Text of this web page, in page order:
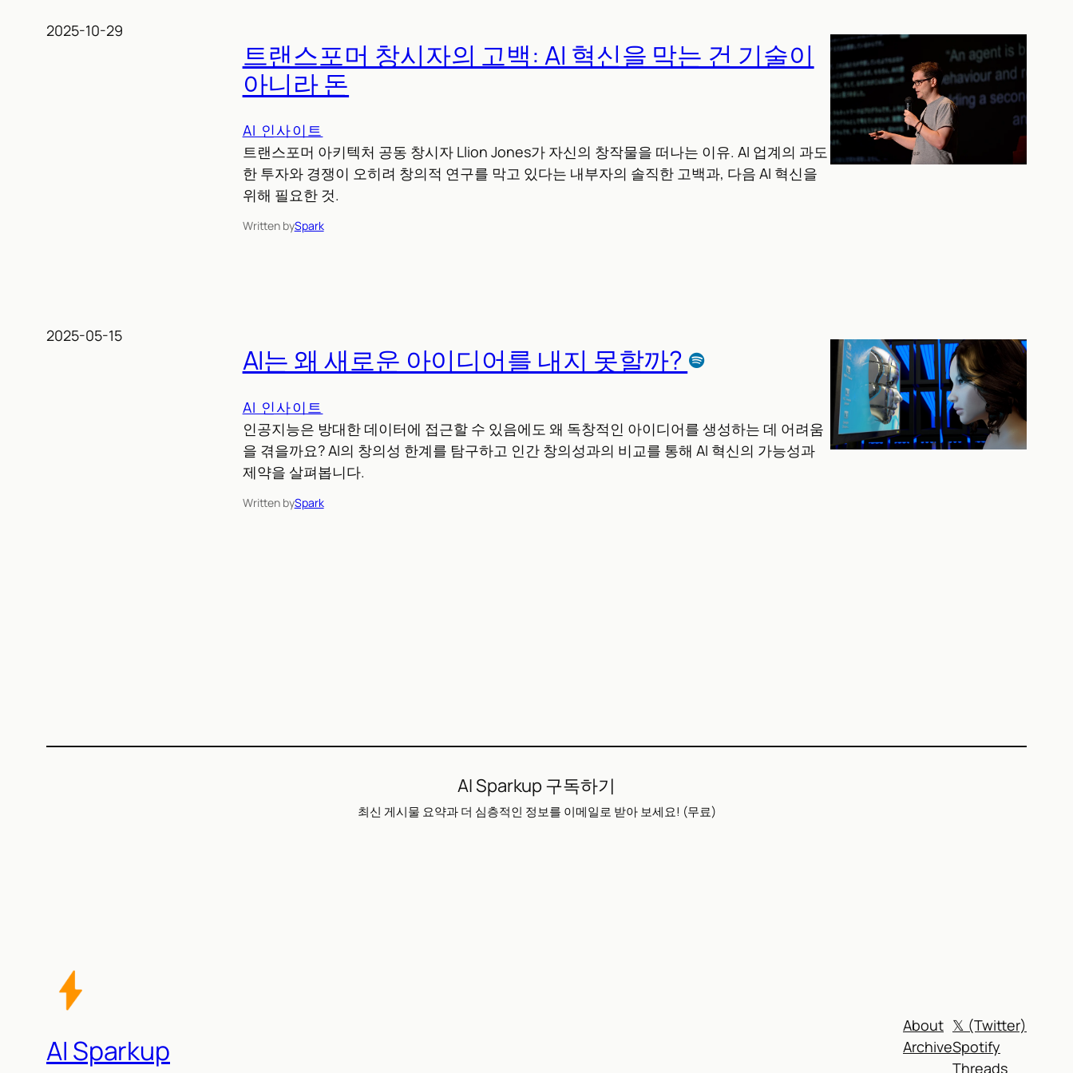
2025-10-29
트랜스포머 창시자의 고백: AI 혁신을 막는 건 기술이
아니라 돈
AI 인사이트
트랜스포머 아키텍처 공동 창시자 Llion Jones가 자신의 창작물을 떠나는 이유. AI 업계의 과도
한 투자와 경쟁이 오히려 창의적 연구를 막고 있다는 내부자의 솔직한 고백과, 다음 AI 혁신을
위해 필요한 것.
Written bySpark
2025-05-15
AI는 왜 새로운 아이디어를 내지 못할까?
AI 인사이트
인공지능은 방대한 데이터에 접근할 수 있음에도 왜 독창적인 아이디어를 생성하는 데 어려움
을 겪을까요? AI의 창의성 한계를 탐구하고 인간 창의성과의 비교를 통해 AI 혁신의 가능성과
제약을 살펴봅니다.
Written bySpark
AI Sparkup 구독하기
최신 게시물 요약과 더 심층적인 정보를 이메일로 받아 보세요! (무료)
AI Sparkup
About
Archive
𝕏 (Twitter)
Spotify
Threads